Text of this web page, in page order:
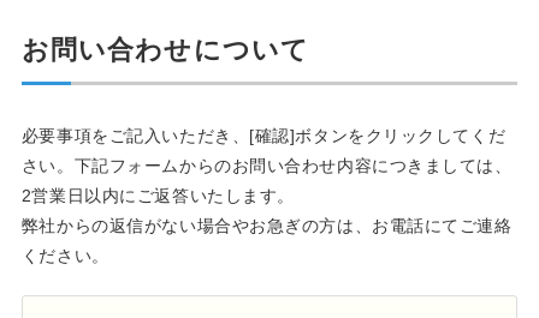
会社概要
お問い合わせ
お問い合わせについて
必要事項をご記入いただき、[確認]ボタンをクリックしてくだ
さい。下記フォームからのお問い合わせ内容につきましては、
2営業日以内にご返答いたします。
弊社からの返信がない場合やお急ぎの方は、お電話にてご連絡
ください。